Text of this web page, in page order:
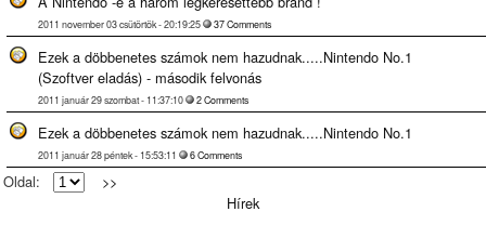
2011 november 03 csütörtök - 20:19:25 37 Comments
Ezek a döbbenetes számok nem hazudnak.....Nintendo No.1
(Szoftver eladás) - második felvonás
2011 január 29 szombat - 11:37:10 2 Comments
Ezek a döbbenetes számok nem hazudnak.....Nintendo No.1
2011 január 28 péntek - 15:53:11 6 Comments
Oldal:
>>
Hírek